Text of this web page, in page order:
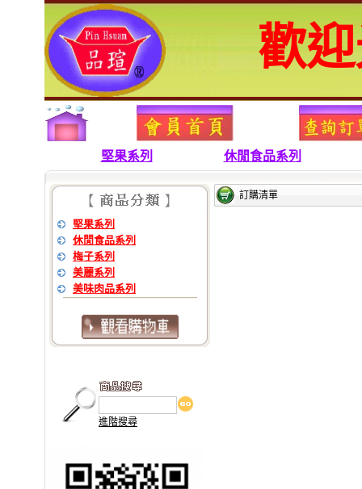
堅果系列 休閒食品系列
堅果系列
休閒食品系列
梅子系列
美麗系列
美味肉品系列
進階搜尋
訂購清單